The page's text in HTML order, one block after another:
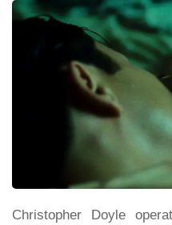
Christopher Doyle